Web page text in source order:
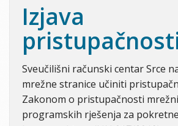
Za korisnike
Za davatelje usluge
Dokumentacija
Stanje usluge
Sveučilišni računski centar Srce
mrežne stranice učiniti
Zakonom o pristupačnosti
programskih rješenja za